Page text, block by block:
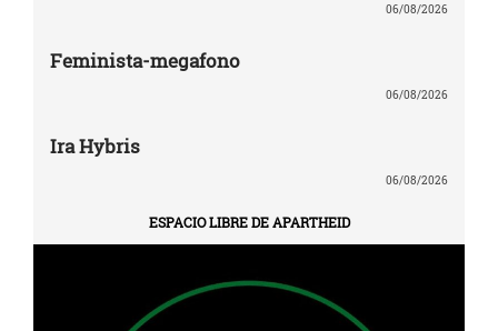
06/08/2026
Feminista-megafono
06/08/2026
Ira Hybris
06/08/2026
ESPACIO LIBRE DE APARTHEID